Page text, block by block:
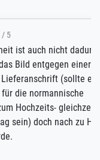
dadurch
einer
eine
zu Hause